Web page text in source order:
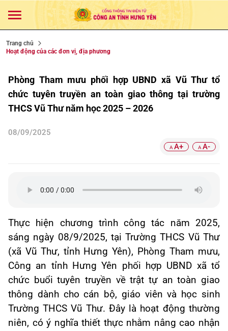
Trang chủ
Hoạt động của các đơn vị, địa phương
Phòng Tham mưu phối hợp UBND xã Vũ Thư tổ
chức tuyên truyền an toàn giao thông tại trường
THCS Vũ Thư năm học 2025 – 2026
08/09/2025
A A+ A A-
Thực hiện chương trình công tác năm 2025,
sáng ngày 08/9/2025, tại Trường THCS Vũ Thư
(xã Vũ Thư, tỉnh Hưng Yên), Phòng Tham mưu,
Công an tỉnh Hưng Yên phối hợp UBND xã tổ
chức buổi tuyên truyền về trật tự an toàn giao
thông dành cho cán bộ, giáo viên và học sinh
Trường THCS Vũ Thư. Đây là hoạt động thường
niên, có ý nghĩa thiết thực nhằm nâng cao nhận